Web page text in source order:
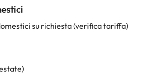
su richiesta (verifica tariffa)